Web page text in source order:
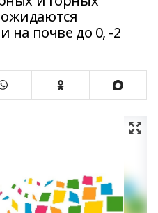
на почве до 0, -2